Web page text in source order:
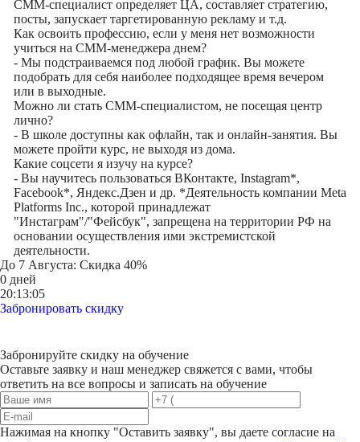
СММ-специалист определяет ЦА, составляет стратегию,
посты, запускает таргетированную рекламу и т.д.
Как освоить профессию, если у меня нет возможности
учиться на СММ-менеджера днем?
- Мы подстраиваемся под любой график. Вы можете
подобрать для себя наиболее подходящее время вечером
или в выходные.
Можно ли стать СММ-специалистом, не посещая центр
лично?
- В школе доступны как офлайн, так и онлайн-занятия. Вы
можете пройти курс, не выходя из дома.
Какие соцсети я изучу на курсе?
- Вы научитесь пользоваться ВКонтакте, Instagram*,
Facebook*, Яндекс.Дзен и др. *Деятельность компании Meta
Platforms Inc., которой принадлежат
"Инстаграм"/"Фейсбук", запрещена на территории РФ на
основании осуществления ими экстремистской
деятельности.
До 7 Августа: Скидка 40%
0 дней
20:13:05
Забронировать скидку
Забронируйте скидку на обучение
Оставьте заявку и наш менеджер свяжется с вами, чтобы
ответить на все вопросы и записать на обучение
Нажимая на кнопку "Оставить заявку", вы даете согласие на